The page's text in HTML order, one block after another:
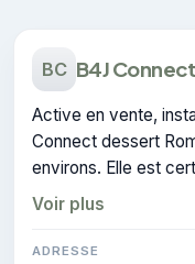
BC B4J Connect
Active en vente,
Connect dessert
environs. Elle est
conformité sur les
Voir plus
ADRESSE